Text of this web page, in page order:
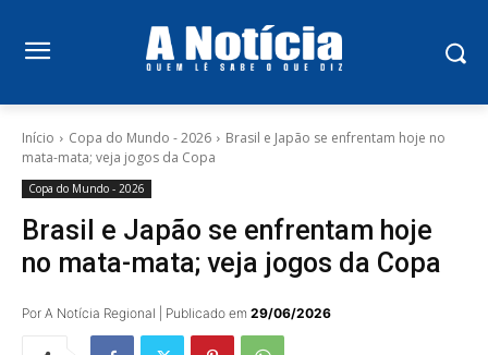
Início Copa do Mundo - 2026
Brasil e Japão se enfrentam hoje no
mata-mata; veja jogos da Copa
Copa do Mundo - 2026
Brasil e Japão se enfrentam hoje
no mata-mata; veja jogos da Copa
Por A Notícia Regional | Publicado em 29/06/2026